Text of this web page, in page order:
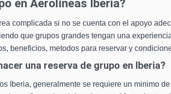
en Aerolíneas Iberia?
complicada si no se cuenta con el apoyo
que grupos grandes tengan una
beneficios, metodos para reservar y
una reserva de grupo en Iberia?
Iberia, generalmente se requiere un minimo